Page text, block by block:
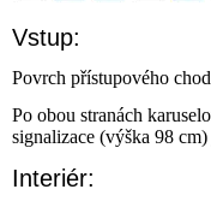
Vstup:
Povrch přístupového
Po obou stranách
signalizace (výška 98
Interiér: